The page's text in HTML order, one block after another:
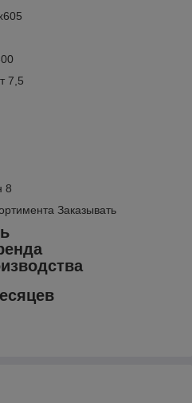
7,5
8
Заказывать